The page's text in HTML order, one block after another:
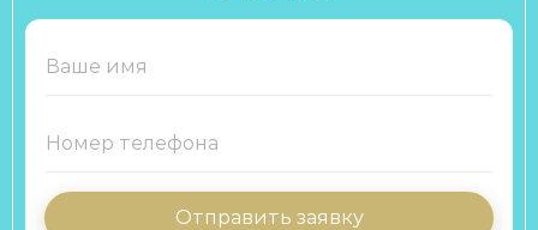
Отправить заявку